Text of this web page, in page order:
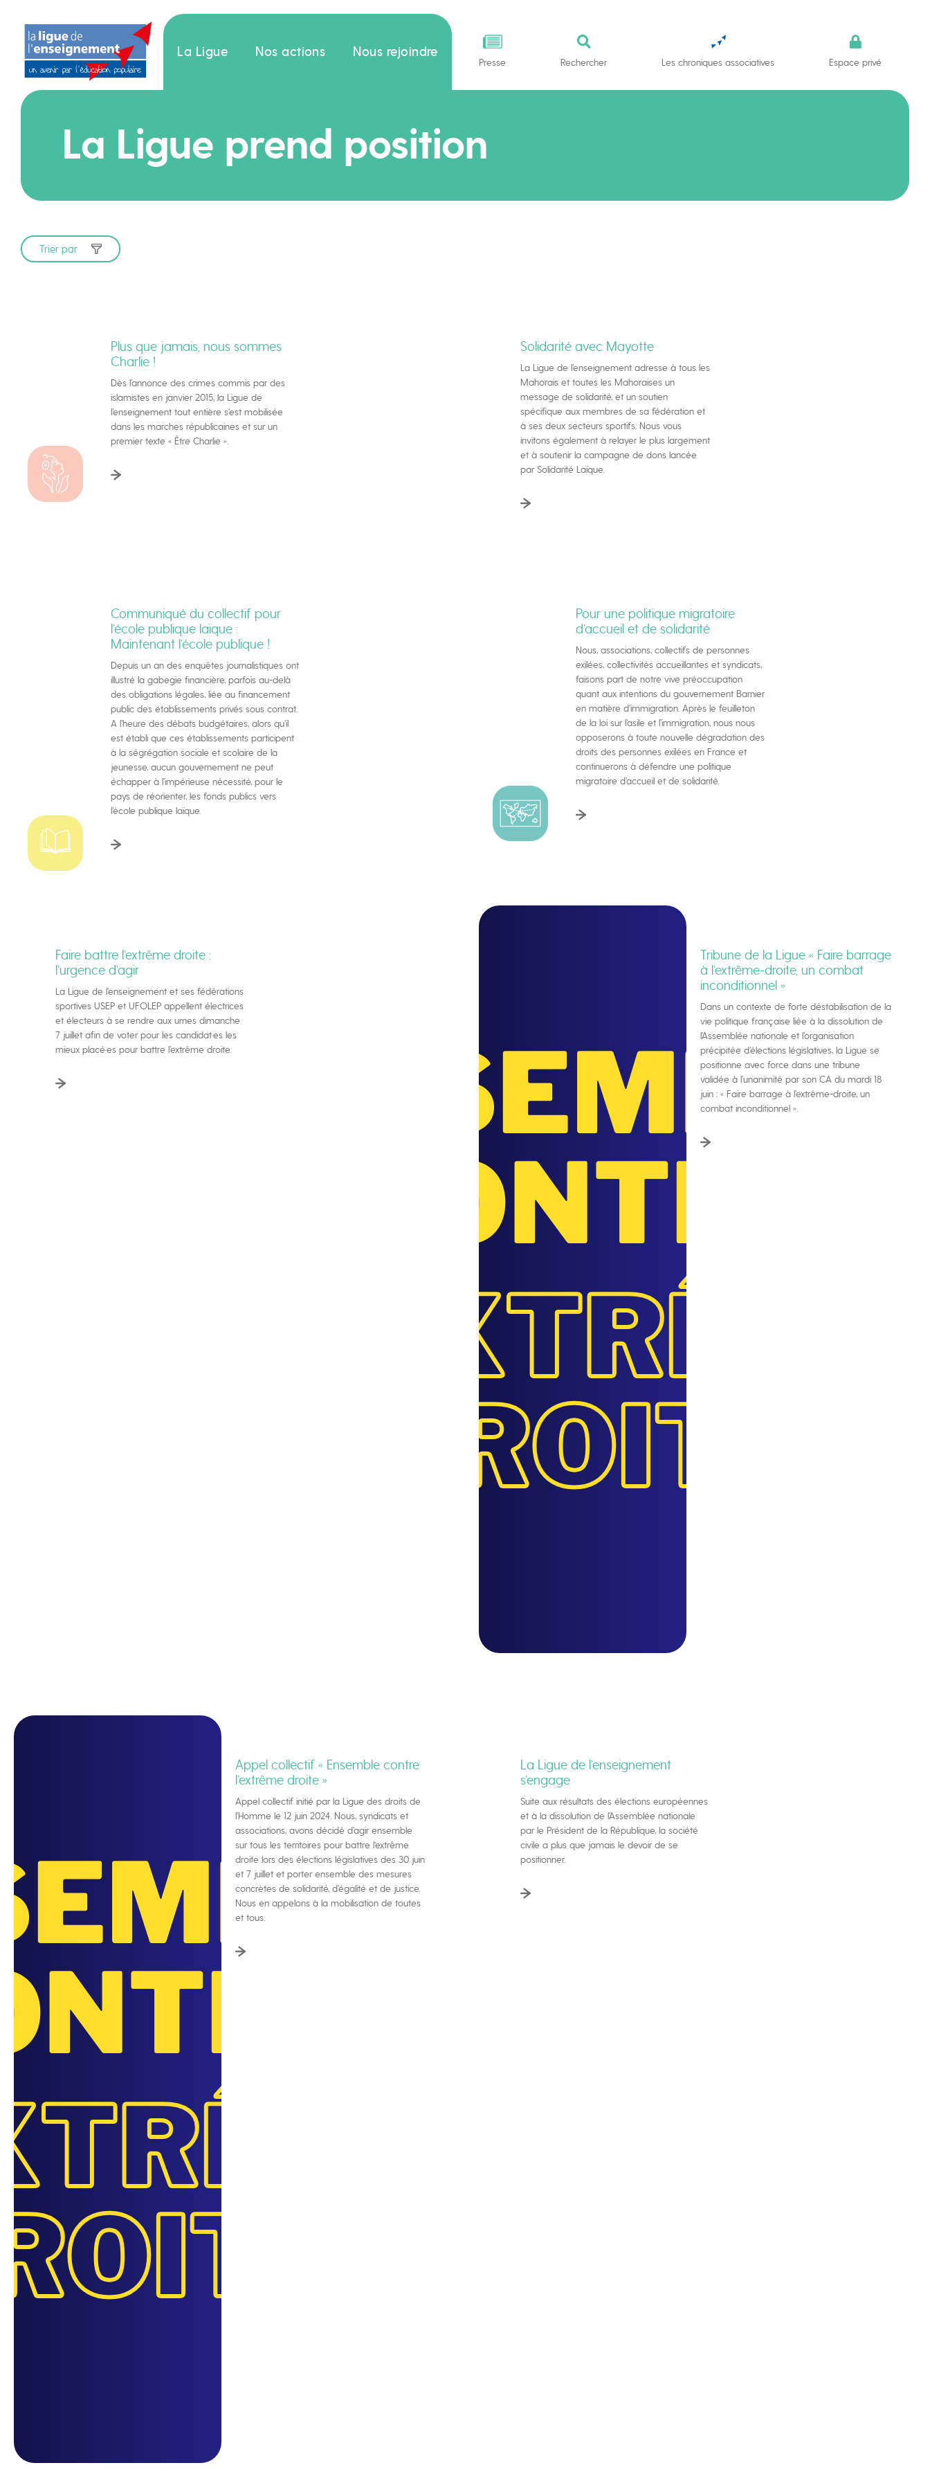
La Ligue Nos actions Nous rejoindre
Presse Rechercher Les chroniques associatives Espace privé
La Ligue prend position
Trier par
Plus que jamais, nous sommes
Charlie !
Dès l’annonce des crimes commis par des
islamistes en janvier 2015, la Ligue de
l’enseignement tout entière s’est mobilisée
dans les marches républicaines et sur un
premier texte « Être Charlie ».
Solidarité avec Mayotte
La Ligue de l’enseignement adresse à tous les
Mahorais et toutes les Mahoraises un
message de solidarité, et un soutien
spécifique aux membres de sa fédération et
à ses deux secteurs sportifs. Nous vous
invitons également à relayer le plus largement
et à soutenir la campagne de dons lancée
par Solidarité Laïque.
Communiqué du collectif pour
l’école publique laïque :
Maintenant l’école publique !
Depuis un an des enquêtes journalistiques ont
illustré la gabegie financière, parfois au-delà
des obligations légales, liée au financement
public des établissements privés sous contrat.
A l’heure des débats budgétaires, alors qu’il
est établi que ces établissements participent
à la ségrégation sociale et scolaire de la
jeunesse, aucun gouvernement ne peut
échapper à l’impérieuse nécessité, pour le
pays de réorienter, les fonds publics vers
l’école publique laïque.
Pour une politique migratoire
d’accueil et de solidarité
Nous, associations, collectifs de personnes
exilées, collectivités accueillantes et syndicats,
faisons part de notre vive préoccupation
quant aux intentions du gouvernement Barnier
en matière d’immigration. Après le feuilleton
de la loi sur l’asile et l’immigration, nous nous
opposerons à toute nouvelle dégradation des
droits des personnes exilées en France et
continuerons à défendre une politique
migratoire d’accueil et de solidarité.
Faire battre l’extrême droite :
l’urgence d’agir
La Ligue de l’enseignement et ses fédérations
sportives USEP et UFOLEP appellent électrices
et électeurs à se rendre aux urnes dimanche
7 juillet afin de voter pour les candidat·es les
mieux placé·es pour battre l’extrême droite.
Tribune de la Ligue « Faire barrage
à l’extrême-droite, un combat
inconditionnel »
Dans un contexte de forte déstabilisation de la
vie politique française liée à la dissolution de
l’Assemblée nationale et l’organisation
précipitée d’élections législatives, la Ligue se
positionne avec force dans une tribune
validée à l’unanimité par son CA du mardi 18
juin : « Faire barrage à l’extrême-droite, un
combat inconditionnel ».
Appel collectif « Ensemble contre
l’extrême droite »
Appel collectif initié par la Ligue des droits de
l’Homme le 12 juin 2024. Nous, syndicats et
associations, avons décidé d’agir ensemble
sur tous les territoires pour battre l‘extrême
droite lors des élections législatives des 30 juin
et 7 juillet et porter ensemble des mesures
concrètes de solidarité, d’égalité et de justice.
Nous en appelons à la mobilisation de toutes
et tous.
La Ligue de l’enseignement
s’engage
Suite aux résultats des élections européennes
et à la dissolution de l’Assemblée nationale
par le Président de la République, la société
civile a plus que jamais le devoir de se
positionner.